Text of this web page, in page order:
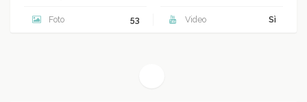
Foto 53 Video Sì